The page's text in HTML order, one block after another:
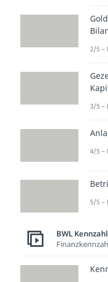
In
was
sein
bist
2/5 –
3/5 –
4/5 –
5/5 –
BWL